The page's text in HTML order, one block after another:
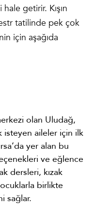
getirir. Kışın
tatilinde pek çok
için aşağıda
olan Uludağ,
isteyen aileler için ilk
yer alan bu
ve eğlence
dersleri, kızak
birlikte
sağlar.